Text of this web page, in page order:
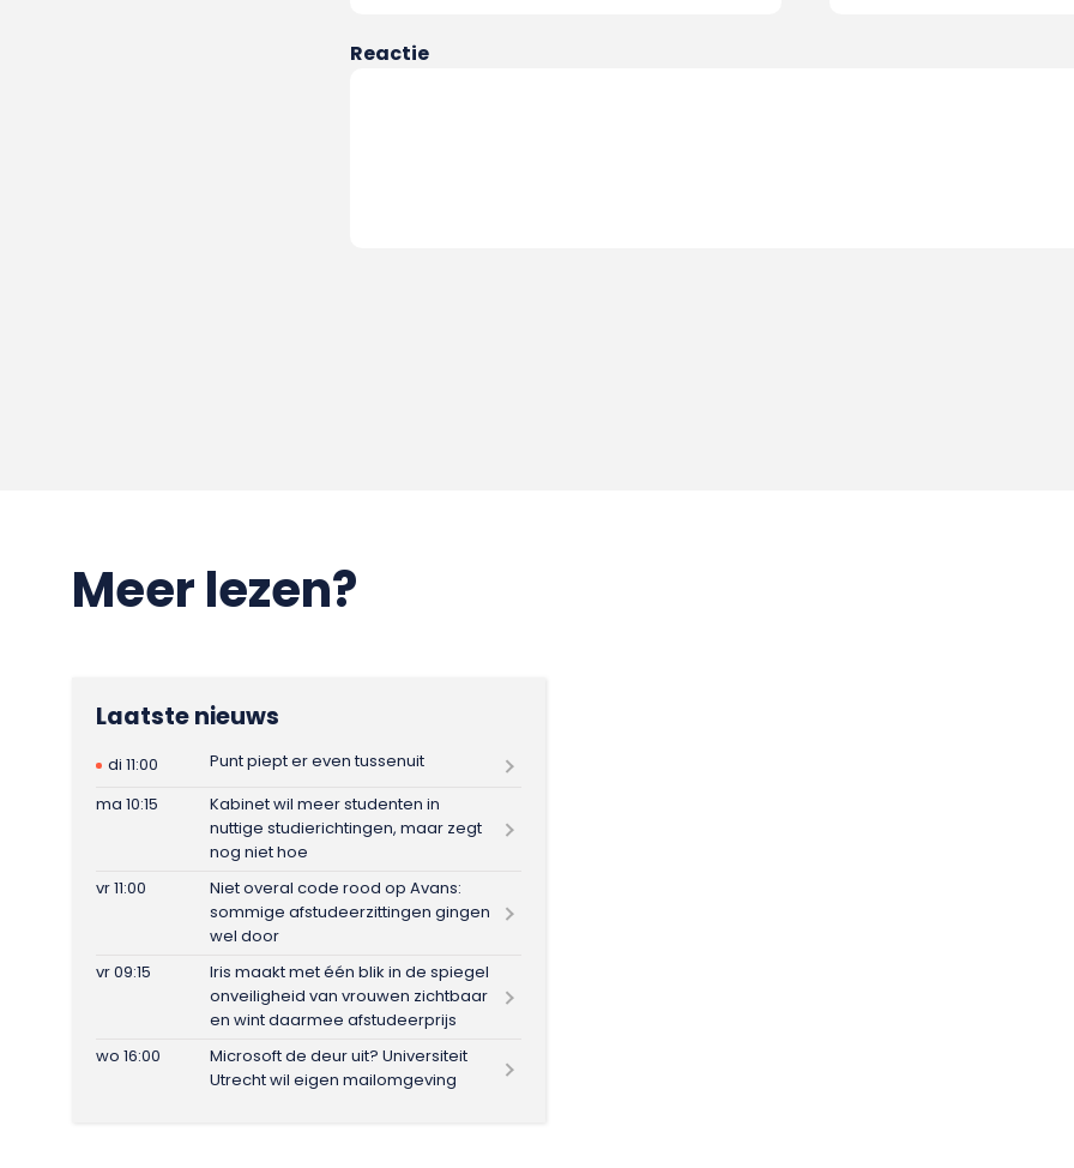
Reactie
Meer lezen?
Laatste nieuws
di 11:00
Punt piept er even tussenuit
ma 10:15
Kabinet wil meer studenten in
nuttige studierichtingen, maar zegt
nog niet hoe
vr 11:00
Niet overal code rood op Avans:
sommige afstudeerzittingen gingen
wel door
vr 09:15
Iris maakt met één blik in de spiegel
onveiligheid van vrouwen zichtbaar
en wint daarmee afstudeerprijs
wo 16:00
Microsoft de deur uit? Universiteit
Utrecht wil eigen mailomgeving